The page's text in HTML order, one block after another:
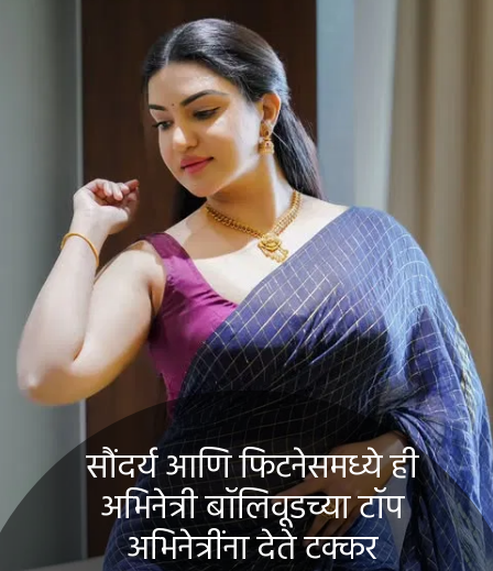
सौंदर्य आणि फिटनेसमध्ये ही
अभिनेत्री बॉलिवूडच्या टॉप
अभिनेत्रींना देते टक्कर